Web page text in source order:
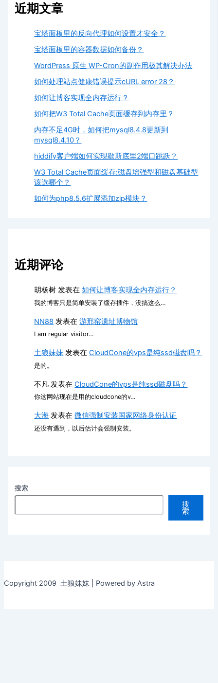
近期文章
宝塔面板里的反向代理如何设置才安全？
宝塔面板里的容器数据如何备份？
WordPress 原生 WP-Cron的副作用极其解决办法
如何处理站点健康错误提示cURL error 28？
如何让博客实现全内存运行？
如何把W3 Total Cache页面缓存到内存里？
内存不足4G时，如何把mysql8.4.8更新到
mysql8.4.10？
hiddify客户端如何实现歇斯底里2端口跳跃？
W3 Total Cache页面缓存:磁盘增强型和磁盘基础型
该选哪个？
如何为php8.5.6扩展添加zip模块？
近期评论
胡杨树 发表在如何让博客实现全内存运行？
我的博客只是简单安装了缓存插件，没搞这么…
NN88 发表在游邢窑遗址博物馆
I am regular visitor…
土狼妹妹 发表在CloudCone的vps是纯ssd磁盘吗？
是的。
不凡 发表在CloudCone的vps是纯ssd磁盘吗？
你这网站现在是用的cloudcone的v…
大海 发表在微信强制安装国家网络身份认证
还没有遇到，以后估计会强制安装。
搜索
搜
索
Copyright 2009 土狼妹妹 | Powered by Astra